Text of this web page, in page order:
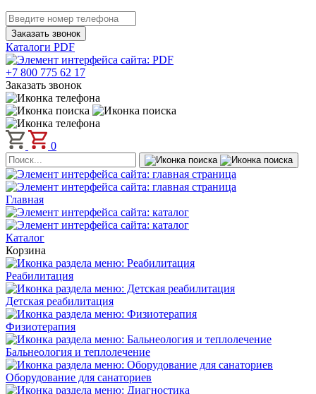
Заказать звонок
Каталоги PDF
+7 800 775 62 17
Заказать звонок
0
Главная
Каталог
Корзина
Реабилитация
Детская реабилитация
Физиотерапия
Бальнеология и теплолечение
Оборудование для санаториев